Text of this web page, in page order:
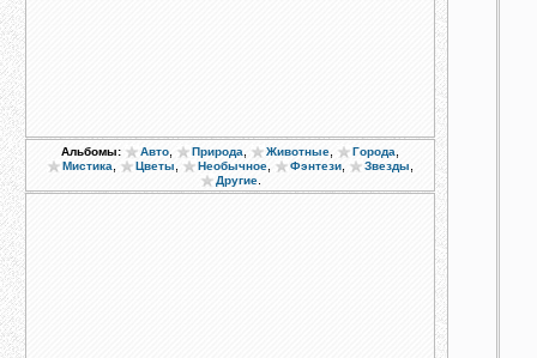
Альбомы: Авто Природа Животные Города
Мистика Цветы Необычное Фэнтези Звезды
Другие.